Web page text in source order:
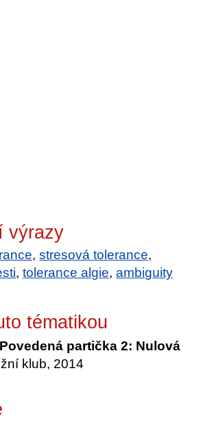
výrazy
,stresová tolerance,
,tolerance algie,ambiguity
tématikou
Povedená partička 2: Nulová
klub, 2014